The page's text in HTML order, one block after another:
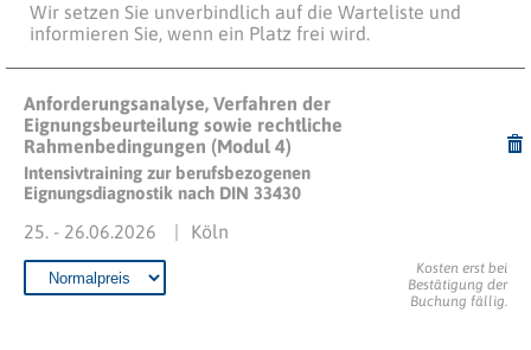
Wir setzen Sie unverbindlich auf die Warteliste und
informieren Sie, wenn ein Platz frei wird.
Anforderungsanalyse, Verfahren der
Eignungsbeurteilung sowie rechtliche
Rahmenbedingungen (Modul 4)
Intensivtraining zur berufsbezogenen
Eignungsdiagnostik nach DIN 33430
Köln
25. - 26.06.2026
Kosten erst bei
Bestätigung der
Buchung fällig.